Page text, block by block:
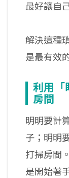
最好讓自
解決這種
是最有效
利用「
房間
明明要計
子；明明
打掃房間
是開始著